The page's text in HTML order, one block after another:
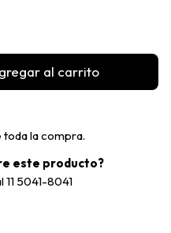
toda la compra.
este producto?
5041-8041